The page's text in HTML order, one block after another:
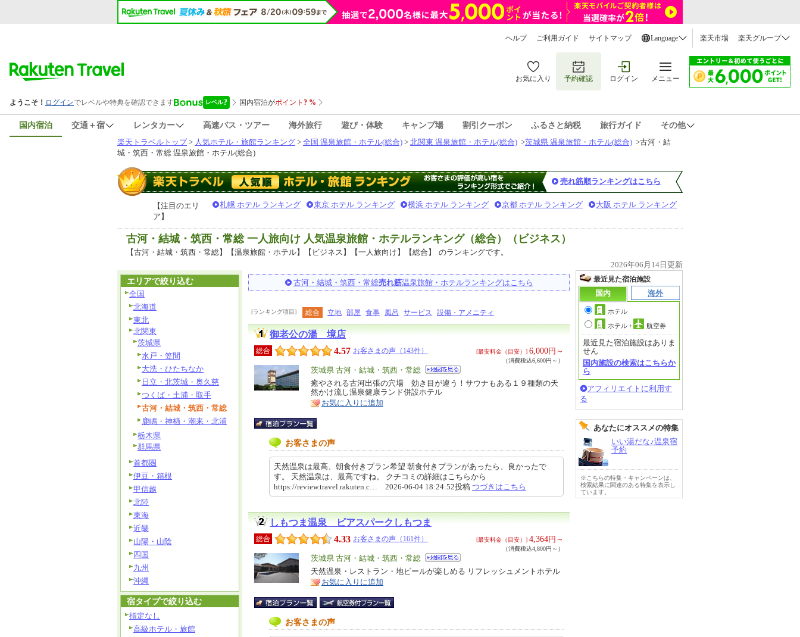
ヘルプ ご利用ガイド サイトマップ Language 楽天市場 楽天グループ
お気に入り 予約確認 ログイン メニュー
国内宿泊 交通＋宿 レンタカー 高速バス・ツアー 海外旅行 遊び・体験 キャンプ場 割引クーポン ふるさと納税 旅行ガイド
その他
楽天トラベルトップ> 人気ホテル・旅館ランキング > 全国 温泉旅館・ホテル(総合) > 北関東 温泉旅館・ホテル(総合) >茨城県 温泉旅館・ホテル(総合) >古河・結
城・筑西・常総 温泉旅館・ホテル(総合)
売れ筋順ランキングはこちら
【注目のエリ
ア】
札幌 ホテル ランキング 東京 ホテル ランキング 横浜 ホテル ランキング 京都 ホテル ランキング 大阪 ホテル ランキング
古河・結城・筑西・常総 一人旅向け 人気温泉旅館・ホテルランキング（総合）（ビジネス）
【古河・結城・筑西・常総】【温泉旅館・ホテル】【ビジネス】【一人旅向け】【総合】
のランキングです。
2026年06月14日更新
古河・結城・筑西・常総売れ筋温泉旅館・ホテルランキングはこちら
[ランキング項目] 総合 立地 部屋 食事 風呂 サービス 設備・アメニティ
御老公の湯 境店
総合 4.57 お客さまの声（143件） [最安料金（目安）] 6,000円～
（消費税込6,600円～）
エ
リ
ア
茨城県 古河・結城・筑西・常総
特
徴
癒やされる古河出張の穴場 効き目が違う！サウナもある１９種類の天
然かけ流し温泉健康ランド併設ホテル
お気に入りに追加
お客さまの声
天然温泉は最高、朝食付きプラン希望 朝食付きプランがあったら、良かったで
す。 天然温泉は、最高ですね。 クチコミの詳細はこちらから
https://review.travel.rakuten.c… 2026-06-04 18:24:52投稿 つづきはこちら
しもつま温泉 ビアスパークしもつま
総合 4.33 お客さまの声（161件） [最安料金（目安）] 4,364円～
（消費税込4,800円～）
エ
リ
ア
茨城県 古河・結城・筑西・常総
特
徴
天然温泉・レストラン・地ビールが楽しめる リフレッシュメントホテル
お気に入りに追加
お客さまの声
最近見た宿泊施設
国内
海外
ホテル
ホテル+ 航空券
最近見た宿泊施設はありま
せん
国内施設の検索はこちらか
ら
アフィリエイトに利用す
る
あなたにオススメの特集
いい湯だな♪温泉宿
予約
※こちらの特集・キャンペーンは、
検索結果に関連のある特集を表示し
ています。
エリアで絞り込む
全国
北海道
東北
北関東
茨城県
水戸・笠間
大洗・ひたちなか
日立・北茨城・奥久慈
つくば・土浦・取手
古河・結城・筑西・常総
鹿嶋・神栖・潮来・北浦
栃木県
群馬県
首都圏
伊豆・箱根
甲信越
北陸
東海
近畿
山陽・山陰
四国
九州
沖縄
宿タイプで絞り込む
指定なし
高級ホテル・旅館